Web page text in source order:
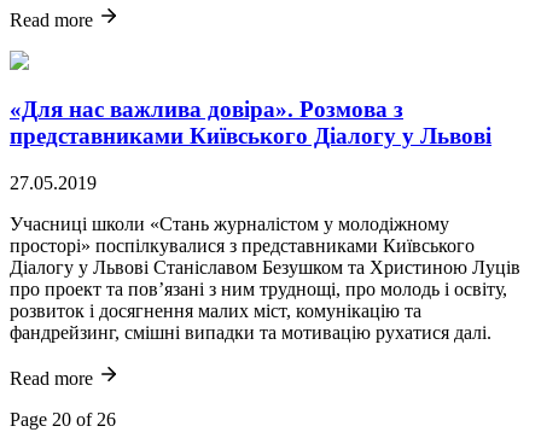
Read more
«Для нас важлива довіра». Розмова з
представниками Київського Діалогу у Львові
27.05.2019
Учасниці школи «Стань журналістом у молодіжному
просторі» поспілкувалися з представниками Київського
Діалогу у Львові Станіславом Безушком та Христиною Луців
про проект та пов’язані з ним труднощі, про молодь і освіту,
розвиток і досягнення малих міст, комунікацію та
фандрейзинг, смішні випадки та мотивацію рухатися далі.
Read more
Page 20 of 26